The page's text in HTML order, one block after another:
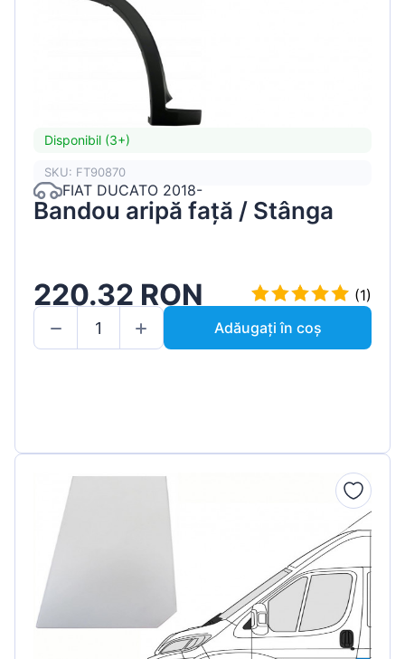
Disponibil (3+)
SKU: FT90870
FIAT DUCATO 2018-
Bandou aripă față / Stânga
220.32 RON
(1)
Adăugați în coș